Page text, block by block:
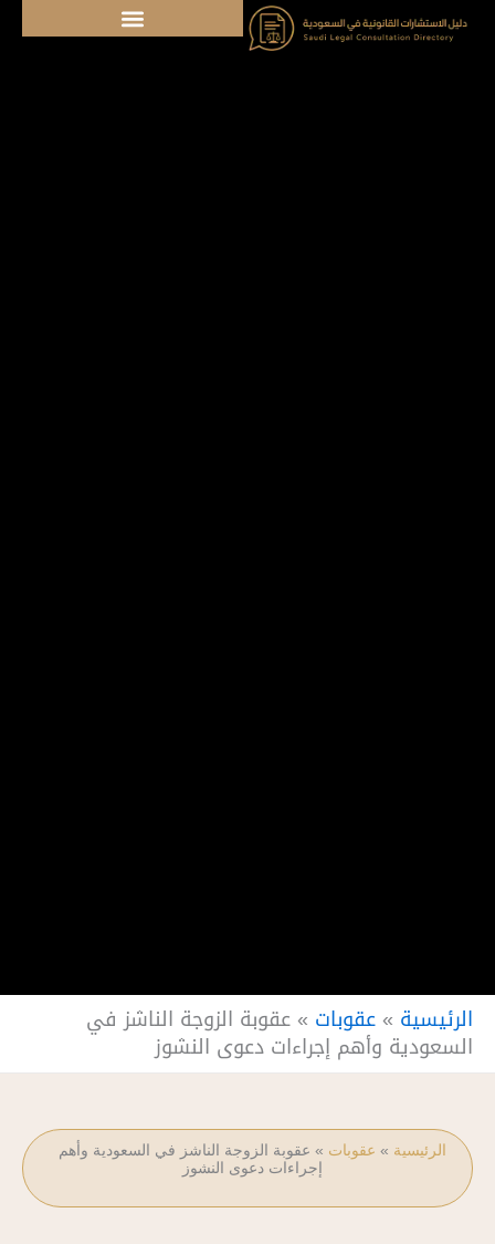
تخطي
الرئيسية »عقوبات »عقوبة الزوجة الناشز في
السعودية وأهم إجراءات دعوى النشوز
الرئيسية » عقوبات » عقوبة الزوجة الناشز في السعودية وأهم
إجراءات دعوى النشوز